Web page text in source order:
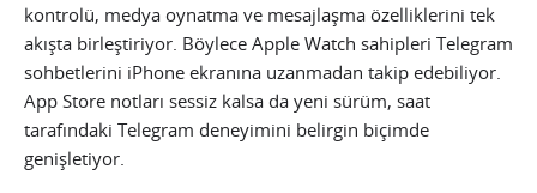
kontrolü, medya oynatma ve mesajlaşma özelliklerini tek
akışta birleştiriyor. Böylece Apple Watch sahipleri Telegram
sohbetlerini iPhone ekranına uzanmadan takip edebiliyor.
App Store notları sessiz kalsa da yeni sürüm, saat
tarafındaki Telegram deneyimini belirgin biçimde
genişletiyor.